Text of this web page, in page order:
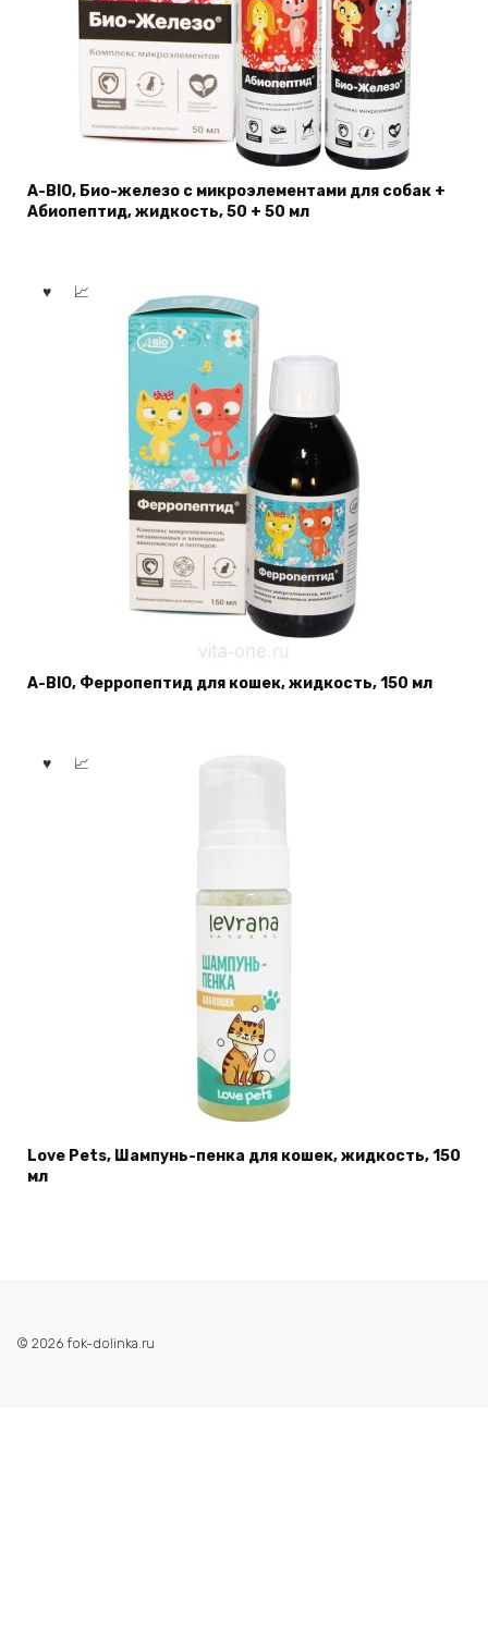
A-BIO, Био-железо с микроэлементами для собак +
Абиопептид, жидкость, 50 + 50 мл
A-BIO, Ферропептид для кошек, жидкость, 150 мл
Love Pets, Шампунь-пенка для кошек, жидкость, 150
мл
© 2026 fok-dolinka.ru